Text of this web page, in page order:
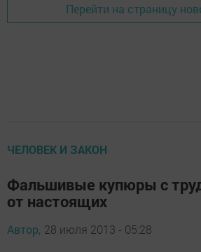
Перейти на страницу
ЧЕЛОВЕК И ЗАКОН
Фальшивые купюры с
от настоящих
Автор, 28 июля 2013 - 05:28